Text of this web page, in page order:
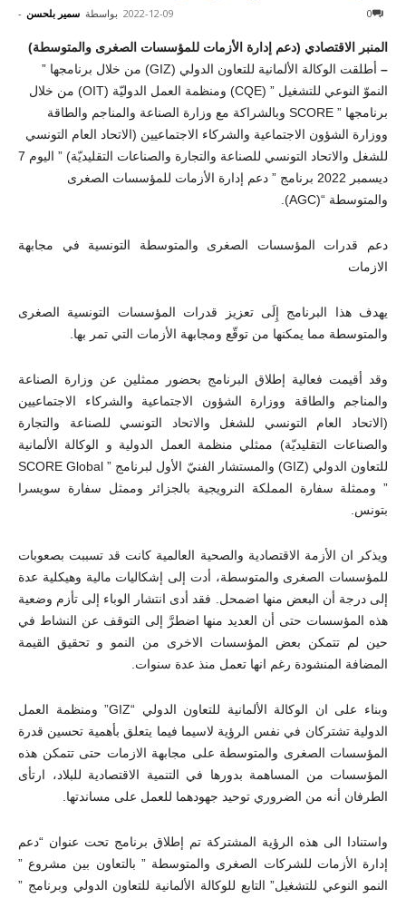
بواسطة سمير بلحسن - 2022-12-09 0
المنبر الاقتصادي (دعم إدارة الأزمات للمؤسسات الصغرى والمتوسطة)
–
أطلقت الوكالة الألمانية للتعاون الدولي (GIZ) من خلال برنامجها ”
النموّ النوعي للتشغيل ” (CQE) ومنظمة العمل الدوليّة (OIT) من خلال
برنامجها ” SCORE وبالشراكة مع وزارة الصناعة والمناجم والطاقة
ووزارة الشؤون الاجتماعية والشركاء الاجتماعيين (الاتحاد العام التونسي
للشغل والاتحاد التونسي للصناعة والتجارة والصناعات التقليديّة) ” اليوم 7
ديسمبر 2022 برنامج ” دعم إدارة الأزمات للمؤسسات الصغرى
والمتوسطة “(AGC).
دعم قدرات المؤسسات الصغرى والمتوسطة التونسية في مجابهة
الازمات
يهدف هذا البرنامج إِلَى تعزيز قدرات المؤسسات التونسية الصغرى
والمتوسطة مما يمكنها من توقّع ومجابهة الأزمات التي تمر بها.
وقد أقيمت فعالية إطلاق البرنامج بحضور ممثلين عن وزارة الصناعة
والمناجم والطاقة ووزارة الشؤون الاجتماعية والشركاء الاجتماعيين
(الاتحاد العام التونسي للشغل والاتحاد التونسي للصناعة والتجارة
والصناعات التقليديّة) ممثلي منظمة العمل الدولية و الوكالة الألمانية
للتعاون الدولي (GIZ) والمستشار الفنيّ الأول لبرنامج ” SCORE Global
” وممثلة سفارة المملكة النرويجية بالجزائر وممثل سفارة سويسرا
بتونس.
ويذكر ان الأزمة الاقتصادية والصحية العالمية كانت قد تسببت بصعوبات
للمؤسسات الصغرى والمتوسطة، أدت إلى إشكاليات مالية وهيكلية عدة
إلى درجة أن البعض منها اضمحل. فقد أدى انتشار الوباء إلى تأزم وضعية
هذه المؤسسات حتى أن العديد منها اضطرَّ إلى التوقف عن النشاط في
حين لم تتمكن بعض المؤسسات الاخرى من النمو و تحقيق القيمة
المضافة المنشودة رغم انها تعمل منذ عدة سنوات.
وبناء على ان الوكالة الألمانية للتعاون الدولي “GIZ” ومنظمة العمل
الدولية تشتركان في نفس الرؤية لاسيما فيما يتعلق بأهمية تحسين قدرة
المؤسسات الصغرى والمتوسطة على مجابهة الازمات حتى تتمكن هذه
المؤسسات من المساهمة بدورها في التنمية الاقتصادية للبلاد، ارتأى
الطرفان أنه من الضروري توحيد جهودهما للعمل على مساندتها.
واستنادا الى هذه الرؤية المشتركة تم إطلاق برنامج تحت عنوان “دعم
إدارة الأزمات للشركات الصغرى والمتوسطة ” بالتعاون بين مشروع ”
النمو النوعي للتشغيل” التابع للوكالة الألمانية للتعاون الدولي وبرنامج ”